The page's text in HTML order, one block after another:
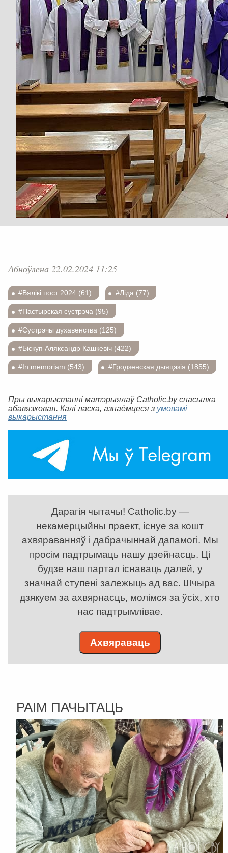
Абноўлена 22.02.2024 11:25
#Вялікі пост 2024 (61) #Ліда (77)
#Пастырская сустрэча (95)
#Сустрэчы духавенства (125)
#Біскуп Аляксандр Кашкевіч (422)
#In memoriam (543) #Гродзенская дыяцэзія (1855)
Пры выкарыстанні матэрыялаў Catholic.by спасылка
абавязковая. Калі ласка, азнаёмцеся з умовамі
выкарыстання
Дарагія чытачы! Catholic.by —
некамерцыйны праект, існуе за кошт
ахвяраванняў і дабрачыннай дапамогі. Мы
просім падтрымаць нашу дзейнасць. Ці
будзе наш партал існаваць далей, у
значнай ступені залежыць ад вас. Шчыра
дзякуем за ахвярнасць, молімся за ўсіх, хто
нас падтрымлівае.
Ахвяраваць
РАІМ ПАЧЫТАЦЬ